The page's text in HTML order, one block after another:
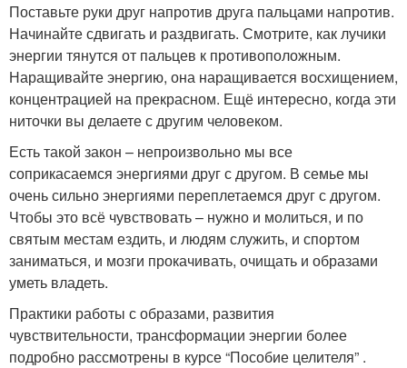
Поставьте руки друг напротив друга пальцами напротив.
Начинайте сдвигать и раздвигать. Смотрите, как лучики
энергии тянутся от пальцев к противоположным.
Наращивайте энергию, она наращивается восхищением,
концентрацией на прекрасном. Ещё интересно, когда эти
ниточки вы делаете с другим человеком.
Есть такой закон – непроизвольно мы все
соприкасаемся энергиями друг с другом. В семье мы
очень сильно энергиями переплетаемся друг с другом.
Чтобы это всё чувствовать – нужно и молиться, и по
святым местам ездить, и людям служить, и спортом
заниматься, и мозги прокачивать, очищать и образами
уметь владеть.
Практики работы с образами, развития
чувствительности, трансформации энергии более
подробно рассмотрены в курсе “Пособие целителя” .